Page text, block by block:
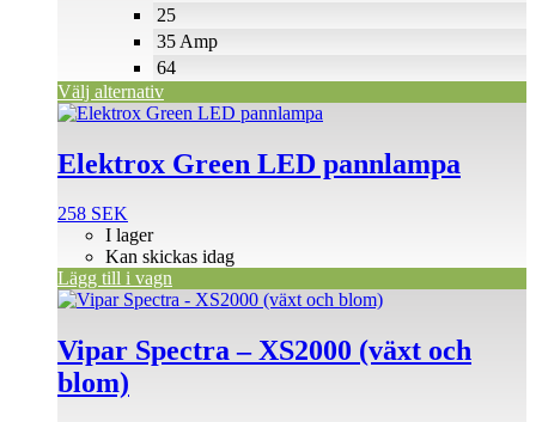
25
35 Amp
64
Välj alternativ
Elektrox Green LED pannlampa
258 SEK
I lager
Kan skickas idag
Lägg till i vagn
Vipar Spectra – XS2000 (växt och
blom)